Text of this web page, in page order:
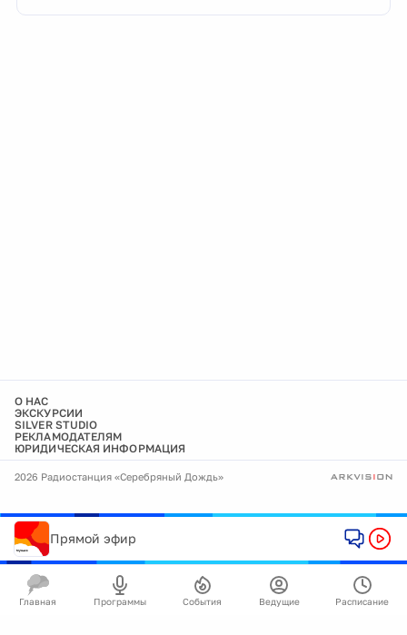
О НАС
ЭКСКУРСИИ
SILVER STUDIO
РЕКЛАМОДАТЕЛЯМ
ЮРИДИЧЕСКАЯ ИНФОРМАЦИЯ
2026 Радиостанция «Серебряный Дождь»
Прямой эфир
Главная Программы События Ведущие Расписание